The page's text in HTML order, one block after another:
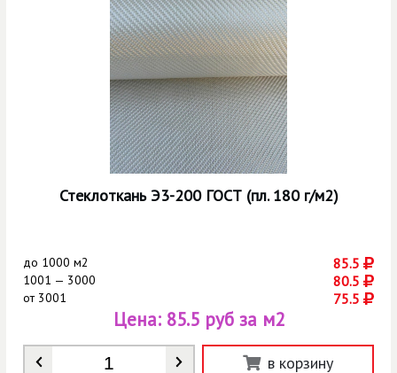
Стеклоткань Э3-200 ГОСТ (пл. 180 г/м2)
до 1000 м2 85.5
1001 — 3000 80.5
от3001 75.5
Количество
Цена: 85.5 руб за м2
в корзину